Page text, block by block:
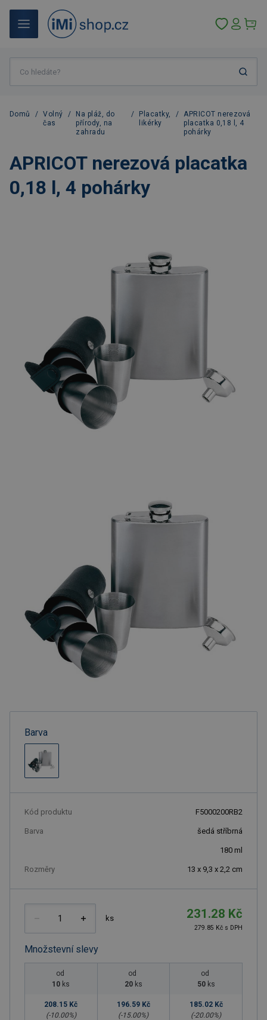
Domů /
Volný
čas
/
Na pláž, do
přírody, na
zahradu
/
Placatky,
likérky
/ APRICOT nerezová
placatka 0,18 l, 4
pohárky
APRICOT nerezová placatka
0,18 l, 4 pohárky
Barva
Kód produktu F5000200RB2
Barva šedá stříbrná
180 ml
Rozměry 13 x 9,3 x 2,2 cm
ks 231.28 Kč
279.85 Kč s DPH
Množstevní slevy
od
10 ks
208.15 Kč
(-10.00%)
od
20 ks
196.59 Kč
(-15.00%)
od
50 ks
185.02 Kč
(-20.00%)